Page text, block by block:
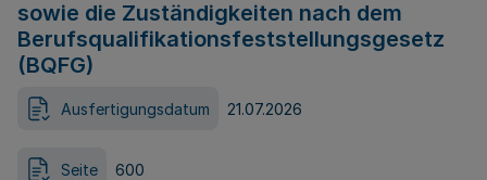
sowie die Zuständigkeiten nach dem
Berufsqualifikationsfeststellungsgesetz
(BQFG)
Ausfertigungsdatum 21.07.2026
Seite 600